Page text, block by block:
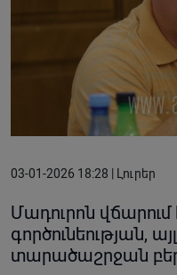
03-01-2026 18:28 | Լուրեր
Մադուրոն վճարում
գործունեության,
տարածաշրջան